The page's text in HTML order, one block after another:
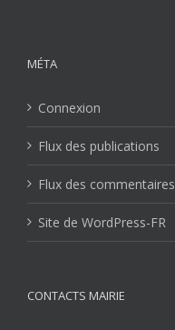
MÉTA
Connexion
Flux des publications
Flux des commentaires
Site de WordPress-FR
CONTACTS MAIRIE